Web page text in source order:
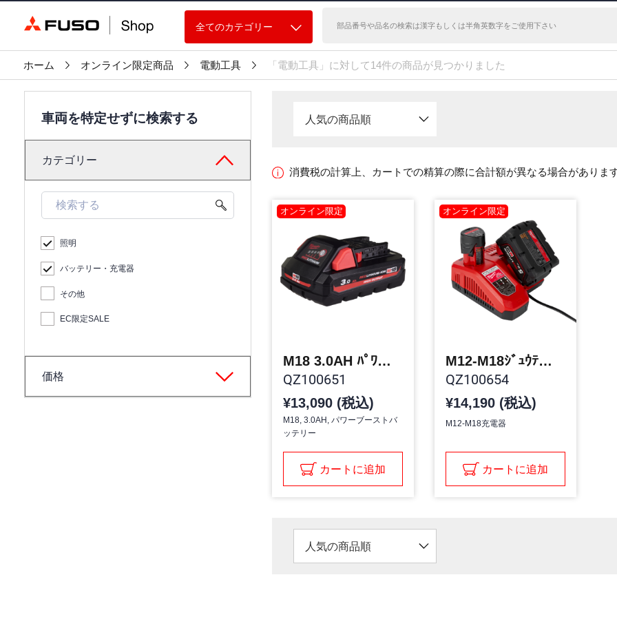
全てのカテゴリー
ホーム オンライン限定商品 電動工具 「電動工具」に対して14件の商品が見つかりました
車両を特定せずに検索する
カテゴリー
照明
バッテリー・充電器
その他
EC限定SALE
価格
人気の商品順
消費税の計算上、カートでの精算の際に合計額が異なる場合がありま
オンライン限定
M18 3.0AH ﾊﾟﾜｰﾌﾞｰｽﾄﾊﾞｯﾃﾘｰ
QZ100651
¥13,090 (税込)
M18, 3.0AH, パワーブーストバ
ッテリー
カートに追加
オンライン限定
M12-M18ｼﾞｭｳﾃﾞﾝｷ
QZ100654
¥14,190 (税込)
M12-M18充電器
カートに追加
人気の商品順